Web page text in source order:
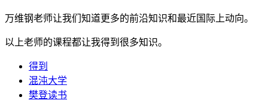
万维钢老师让我们知道更多的前沿知识和最近国际上动向。
以上老师的课程都让我得到很多知识。
得到
混沌大学
樊登读书